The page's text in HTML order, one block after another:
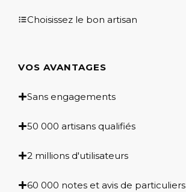
Choisissez le bon artisan
VOS AVANTAGES
Sans engagements
50 000 artisans qualifiés
2 millions d'utilisateurs
60 000 notes et avis de particuliers